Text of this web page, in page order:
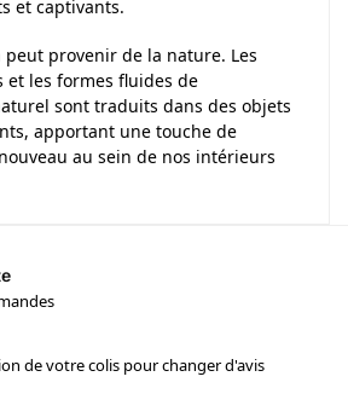
et captivants.
peut provenir de la nature. Les
et les formes fluides de
sont traduits dans des objets
apportant une touche de
au sein de nos intérieurs
de votre colis pour changer d'avis